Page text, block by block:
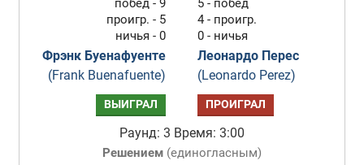
побед - 9
проигр. - 5
ничья - 0
Фрэнк Буенафуенте
(Frank Buenafuente)
5 - побед
4 - проигр.
0 - ничья
Леонардо Перес
(Leonardo Perez)
ВЫИГРАЛ ПРОИГРАЛ
Раунд: 3 Время: 3:00
Решением(единогласным)